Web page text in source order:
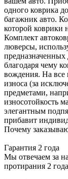
одного коврика
багажник авто.
которой коврики
Комплект
люверсы,
благодаря чему
вождения. На все
износа (за
предметами,
износотойкость
элегантным
прибавит
Почему
Гарантия 2 года
Мы отвечаем за
протирания 2